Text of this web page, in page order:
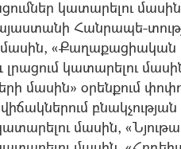
կատարելու
Հանրապե-
մասին,
լրացում կատարելու
մասին» օրենքում
մասին,